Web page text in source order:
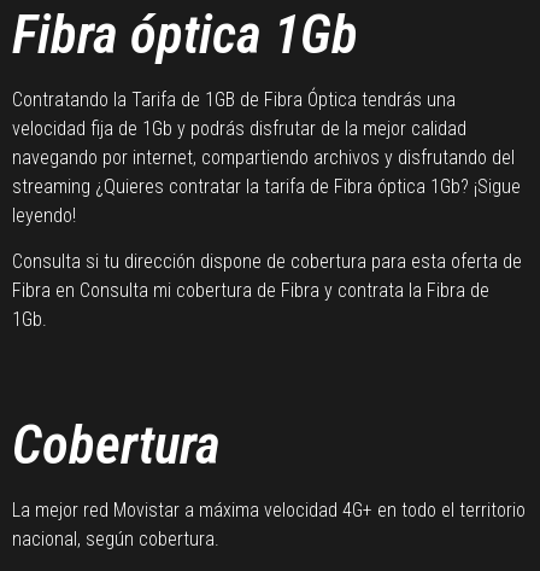
Fibra óptica 1Gb
Contratando la Tarifa de 1GB de Fibra Óptica tendrás una
velocidad fija de 1Gb y podrás disfrutar de la mejor calidad
navegando por internet, compartiendo archivos y disfrutando del
streaming ¿Quieres contratar la tarifa de Fibra óptica 1Gb? ¡Sigue
leyendo!
Consulta si tu dirección dispone de cobertura para esta oferta de
Fibra en Consulta mi cobertura de Fibra y contrata la Fibra de
1Gb.
Cobertura
La mejor red Movistar a máxima velocidad 4G+ en todo el territorio
nacional, según cobertura.